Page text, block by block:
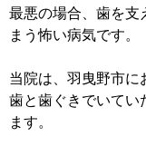
最悪の場合、歯を支
まう怖い病気です。
当院は、羽曳野市に
歯と歯ぐきでいてい
ます。